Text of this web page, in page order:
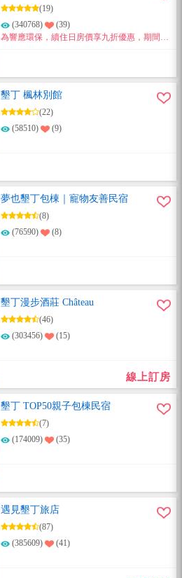
(19)
(340768)
(39)
為響應環保，續住日房價享九折優惠，期間不
墾丁 楓林別館
(22)
(58510)
(9)
夢也墾丁包棟｜寵物友善民宿
(8)
(76590)
(8)
墾丁漫步酒莊 Château
(46)
(303456)
(15)
線上訂房
墾丁 TOP50親子包棟民宿
(7)
(174009)
(35)
遇見墾丁旅店
(87)
(385609)
(41)